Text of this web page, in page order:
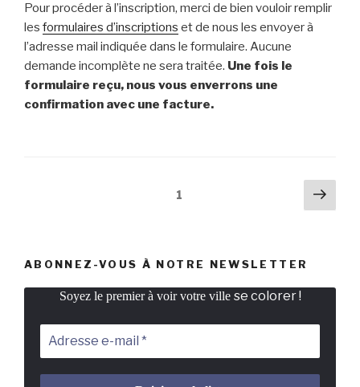
Pour procéder à l’inscription, merci de bien vouloir remplir
les formulaires d’inscriptions et de nous les envoyer à
l’adresse mail indiquée dans le formulaire. Aucune
demande incomplète ne sera traitée. Une fois le
formulaire reçu, nous vous enverrons une
confirmation avec une facture.
1
ABONNEZ-VOUS À NOTRE NEWSLETTER
Soyez le premier à voir votre ville se colorer !
e-